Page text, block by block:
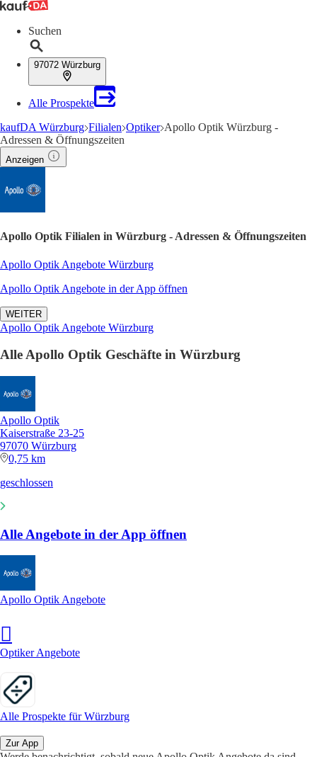
Suchen
97072 Würzburg
Alle Prospekte
kaufDA Würzburg Filialen Optiker Apollo Optik Würzburg -
Adressen & Öffnungszeiten
Anzeigen
Apollo Optik Filialen in Würzburg - Adressen & Öffnungszeiten
Apollo Optik Angebote Würzburg
Apollo Optik Angebote in der App öffnen
WEITER
Apollo Optik Angebote Würzburg
Alle Apollo Optik Geschäfte in Würzburg
Apollo Optik
Kaiserstraße 23-25
97070 Würzburg
0,75 km
geschlossen
Alle Angebote in der App öffnen
Apollo Optik Angebote
Optiker Angebote
Alle Prospekte für Würzburg
Zur App